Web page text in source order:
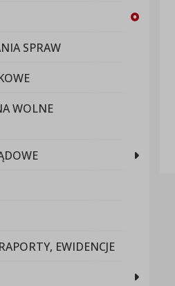
SPRAW
WOLNE
EWIDENCJE